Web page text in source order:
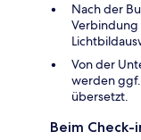
Nach der
Verbindung
Von der
werden
übersetzt.
Beim